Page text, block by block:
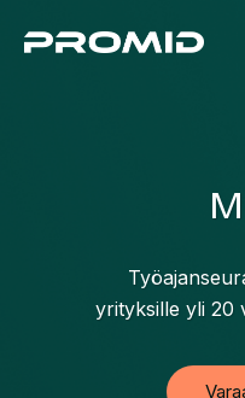
sisältöön
yrityksille yli 20